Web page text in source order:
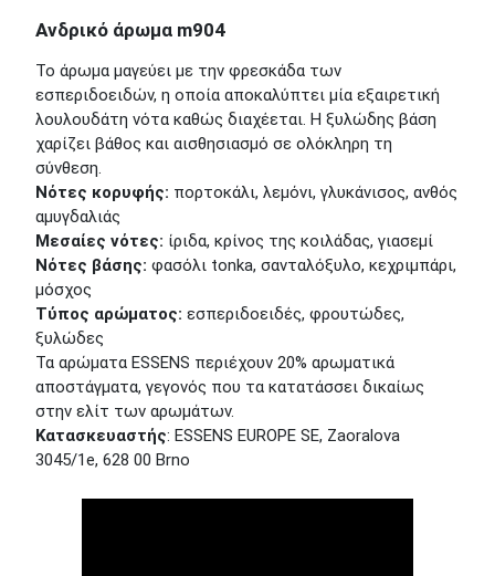
Ανδρικό άρωμα m904
Το άρωμα μαγεύει με την φρεσκάδα των
εσπεριδοειδών, η οποία αποκαλύπτει μία εξαιρετική
λουλουδάτη νότα καθώς διαχέεται. Η ξυλώδης βάση
χαρίζει βάθος και αισθησιασμό σε ολόκληρη τη
σύνθεση.
Νότες κορυφής: πορτοκάλι, λεμόνι, γλυκάνισος, ανθός
αμυγδαλιάς
Μεσαίες νότες: ίριδα, κρίνος της κοιλάδας, γιασεμί
Νότες βάσης: φασόλι tonka, σανταλόξυλο, κεχριμπάρι,
μόσχος
Τύπος αρώματος: εσπεριδοειδές, φρουτώδες,
ξυλώδες
Τα αρώματα ESSENS περιέχουν 20% αρωματικά
αποστάγματα, γεγονός που τα κατατάσσει δικαίως
στην ελίτ των αρωμάτων.
Κατασκευαστής: ESSENS EUROPE SE, Zaoralova
3045/1e, 628 00 Brno